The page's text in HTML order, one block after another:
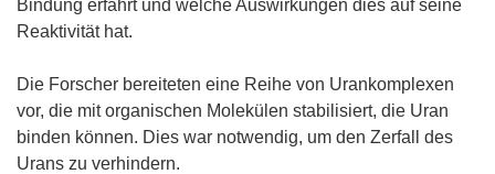
Bindung erfährt und welche Auswirkungen dies auf seine
Reaktivität hat.
Die Forscher bereiteten eine Reihe von Urankomplexen
vor, die mit organischen Molekülen stabilisiert, die Uran
binden können. Dies war notwendig, um den Zerfall des
Urans zu verhindern.